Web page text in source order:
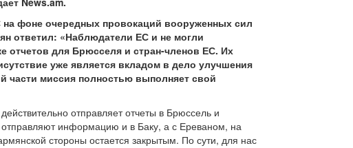
фоне очередных провокаций вооруженных сил
ответил: «Наблюдатели ЕС и не могли
отчетов для Брюсселя и стран-членов ЕС. Их
уже является вкладом в дело улучшения
части миссия полностью выполняет свой
отправляет отчеты в Брюссель и
информацию и в Баку, а с Ереваном, на
стороны остается закрытым. По сути, для нас